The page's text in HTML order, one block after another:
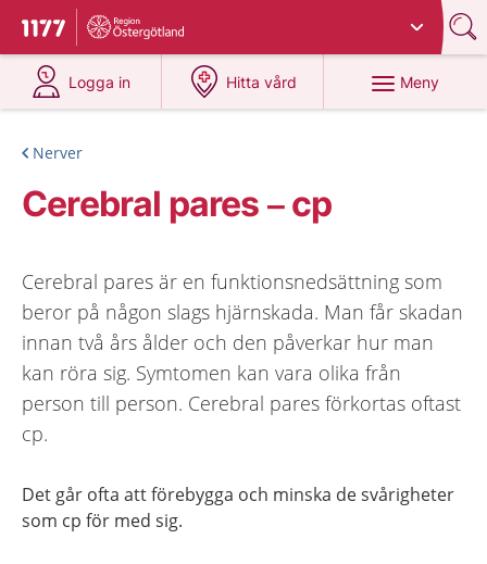
Till startsidan för 1177
Du har valt region
Logga in
på 1177.se
Hitta vård
på 1177.se
Meny
Nerver
Cerebral pares – cp
Cerebral pares är en funktionsnedsättning som
beror på någon slags hjärnskada. Man får skadan
innan två års ålder och den påverkar hur man
kan röra sig. Symtomen kan vara olika från
person till person. Cerebral pares förkortas oftast
cp.
Det går ofta att förebygga och minska de svårigheter
som cp för med sig.